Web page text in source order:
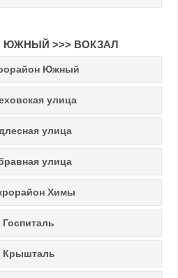
ЮЖНЫЙ >>> ВОКЗАЛ
Южный
улица
улица
улица
Химы
Госпиталь
Крышталь